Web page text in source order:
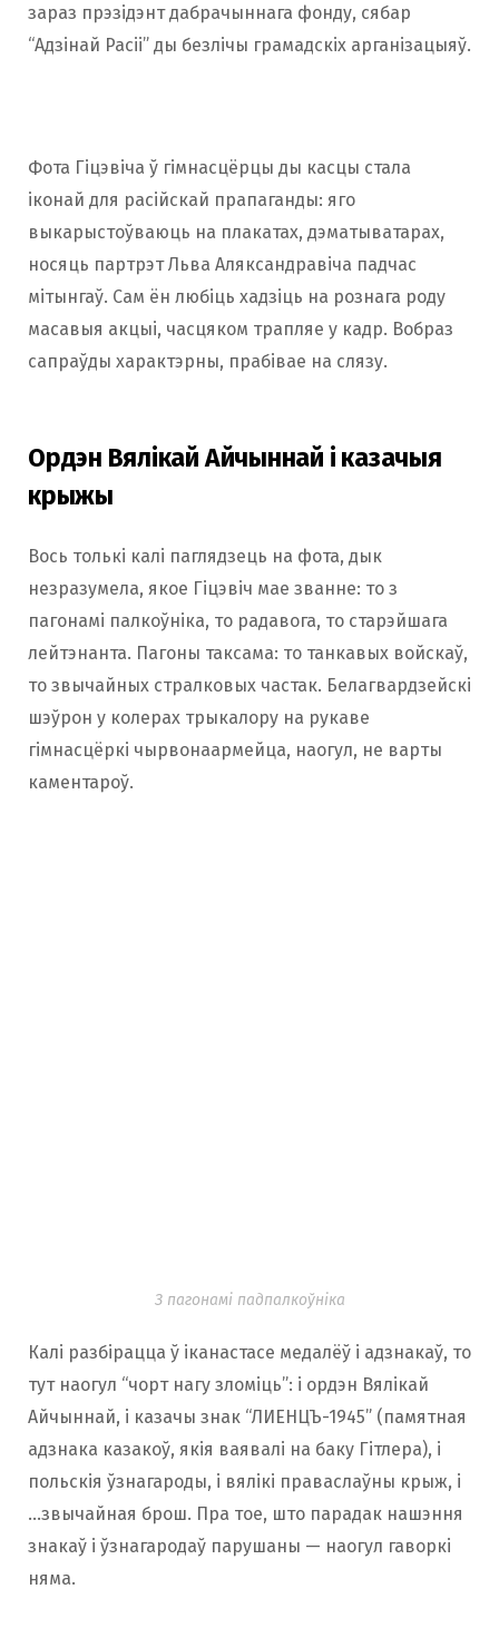
зараз прэзідэнт дабрачыннага фонду, сябар
“Адзінай Расіі” ды безлічы грамадскіх арганізацыяў.
Фота Гіцэвіча ў гімнасцёрцы ды касцы стала
іконай для расійскай прапаганды: яго
выкарыстоўваюць на плакатах, дэматыватарах,
носяць партрэт Льва Аляксандравіча падчас
мітынгаў. Сам ён любіць хадзіць на рознага роду
масавыя акцыі, часцяком трапляе у кадр. Вобраз
сапраўды характэрны, прабівае на слязу.
Ордэн Вялікай Айчыннай і казачыя
крыжы
Вось толькі калі паглядзець на фота, дык
незразумела, якое Гіцэвіч мае званне: то з
пагонамі палкоўніка, то радавога, то старэйшага
лейтэнанта. Пагоны таксама: то танкавых войскаў,
то звычайных стралковых частак. Белагвардзейскі
шэўрон у колерах трыкалору на рукаве
гімнасцёркі чырвонаармейца, наогул, не варты
каментароў.
З пагонамі падпалкоўніка
Калі разбірацца ў іканастасе медалёў і адзнакаў, то
тут наогул “чорт нагу зломіць”: і ордэн Вялікай
Айчыннай, і казачы знак “ЛИЕНЦЪ-1945” (памятная
адзнака казакоў, якія ваявалі на баку Гітлера), і
польскія ўзнагароды, і вялікі праваслаўны крыж, і
…звычайная брош. Пра тое, што парадак нашэння
знакаў і ўзнагародаў парушаны — наогул гаворкі
няма.